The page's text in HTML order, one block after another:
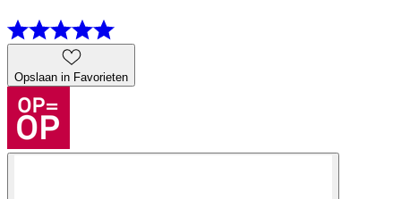
Opslaan in Favorieten